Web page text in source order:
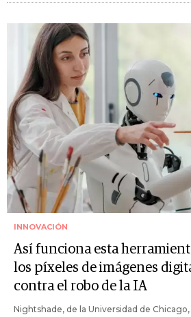
INNOVACIÓN
Así funciona esta
los píxeles de imágenes
contra el robo de la IA
Nightshade, de la Universidad de